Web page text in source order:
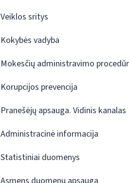
Veiklos sritys
Kokybės vadyba
Mokesčių administravimo
Korupcijos prevencija
Pranešėjų apsauga. Vidinis kanalas
Administracinė informacija
Statistiniai duomenys
Asmens duomenų apsauga